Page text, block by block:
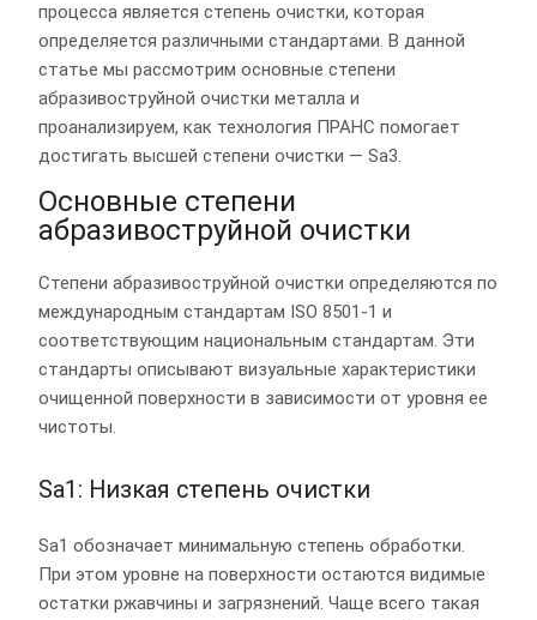
процесса является степень очистки, которая
определяется различными стандартами. В данной
статье мы рассмотрим основные степени
абразивоструйной очистки металла и
проанализируем, как технология ПРАНС помогает
достигать высшей степени очистки — Sa3.
Основные степени
абразивоструйной очистки
Степени абразивоструйной очистки определяются по
международным стандартам ISO 8501-1 и
соответствующим национальным стандартам. Эти
стандарты описывают визуальные характеристики
очищенной поверхности в зависимости от уровня ее
чистоты.
Sa1: Низкая степень очистки
Sa1 обозначает минимальную степень обработки.
При этом уровне на поверхности остаются видимые
остатки ржавчины и загрязнений. Чаще всего такая